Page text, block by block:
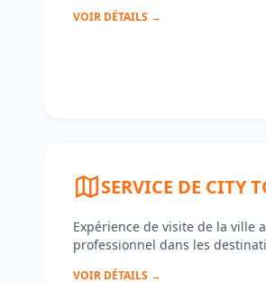
VOIR DÉTAILS →
SERVICE DE CITY
Expérience de visite de la ville
professionnel dans les
VOIR DÉTAILS →